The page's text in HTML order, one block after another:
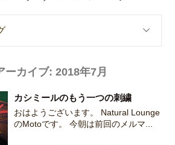
ーカイブ: 2018年7月
カシミールのもう一つの刺繍
おはようございます。 Natural Lounge
のMotoです。 今朝は前回のメルマ...